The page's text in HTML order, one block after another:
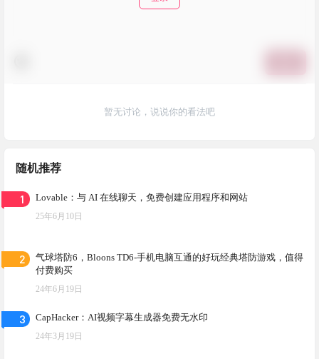
暂无讨论，说说你的看法吧
随机推荐
1 Lovable：与 AI 在线聊天，免费创建应用程序和网站
25年6月10日
2
气球塔防6，Bloons TD6-手机电脑互通的好玩经典塔防游戏，值得
付费购买
24年6月19日
3 CapHacker：AI视频字幕生成器免费无水印
24年3月19日